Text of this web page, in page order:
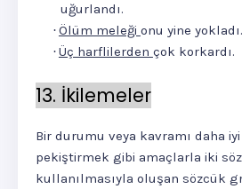
uğurlandı.
·Ölüm meleği onu yine yokladı.
·Üç harflilerden çok korkardı.
13. İkilemeler
Bir durumu veya kavramı daha
pekiştirmek gibi amaçlarla iki
kullanılmasıyla oluşan sözcük